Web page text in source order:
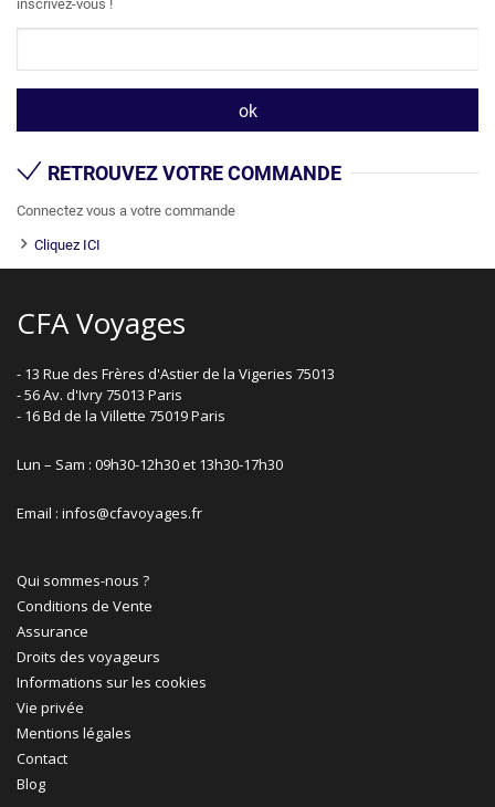
inscrivez-vous !
RETROUVEZ VOTRE COMMANDE
Connectez vous a votre commande
Cliquez ICI
CFA Voyages
- 13 Rue des Frères d'Astier de la Vigeries 75013
- 56 Av. d'Ivry 75013 Paris
- 16 Bd de la Villette 75019 Paris
Lun – Sam : 09h30-12h30 et 13h30-17h30
Email : infos@cfavoyages.fr
Qui sommes-nous ?
Conditions de Vente
Assurance
Droits des voyageurs
Informations sur les cookies
Vie privée
Mentions légales
Contact
Blog